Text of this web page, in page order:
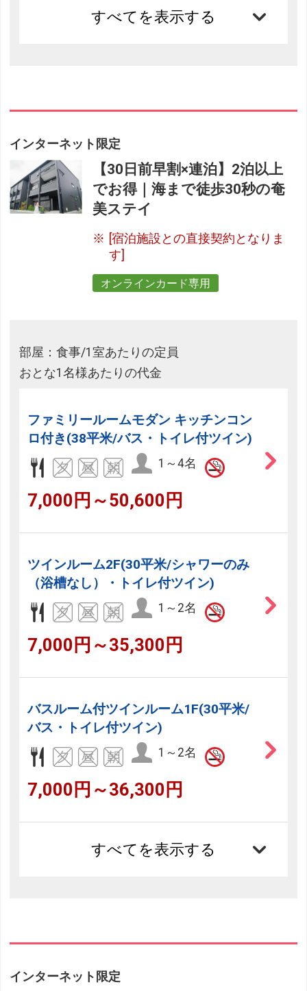
すべてを表示する
インターネット限定
【30日前早割×連泊】2泊以上
でお得｜海まで徒歩30秒の奄
美ステイ
[宿泊施設との直接契約となりま
す]
オンラインカード専用
部屋：食事/1室あたりの定員
おとな1名様あたりの代金
ファミリールームモダン キッチンコン
ロ付き(38平米/バス・トイレ付ツイン)
1～4名
7,000円～50,600円
ツインルーム2F(30平米/シャワーのみ
（浴槽なし）・トイレ付ツイン)
1～2名
7,000円～35,300円
バスルーム付ツインルーム1F(30平米/
バス・トイレ付ツイン)
1～2名
7,000円～36,300円
すべてを表示する
インターネット限定